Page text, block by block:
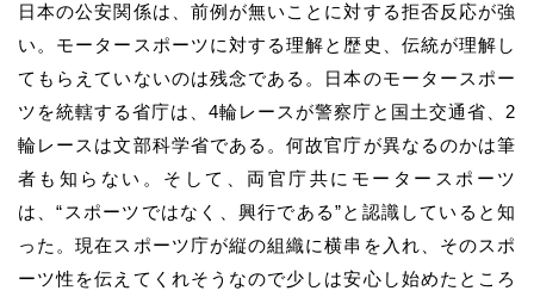
日本の公安関係は、前例が無いことに対する拒否反応が強
い。モータースポーツに対する理解と歴史、伝統が理解し
てもらえていないのは残念である。日本のモータースポー
ツを統轄する省庁は、4輪レースが警察庁と国土交通省、2
輪レースは文部科学省である。何故官庁が異なるのかは筆
者も知らない。そして、両官庁共にモータースポーツ
は、“スポーツではなく、興行である”と認識していると知
った。現在スポーツ庁が縦の組織に横串を入れ、そのスポ
ーツ性を伝えてくれそうなので少しは安心し始めたところ